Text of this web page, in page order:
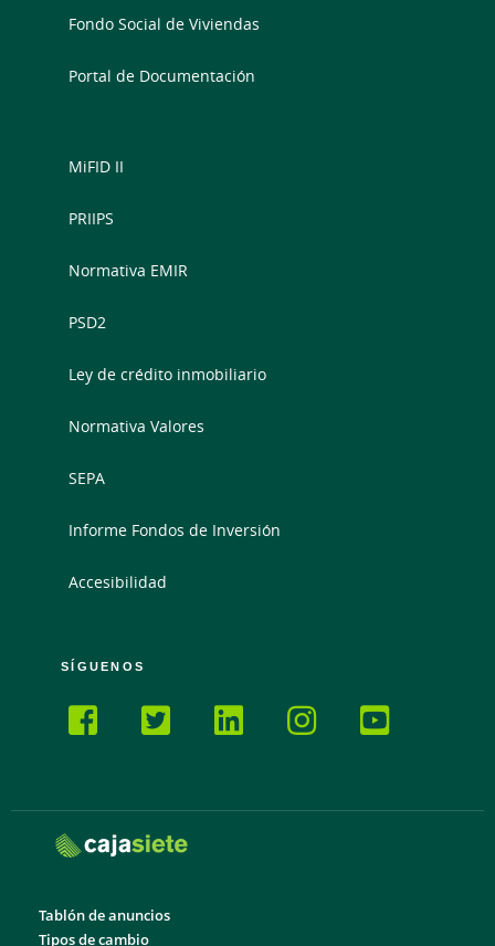
Fondo Social de Viviendas
Portal de Documentación
MiFID II
PRIIPS
Normativa EMIR
PSD2
Ley de crédito inmobiliario
Normativa Valores
SEPA
Informe Fondos de Inversión
Accesibilidad
SÍGUENOS
Tablón de anuncios
Tipos de cambio